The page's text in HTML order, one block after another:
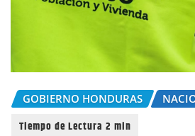
GOBIERNO HONDURAS